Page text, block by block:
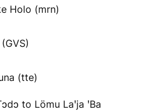
Holo (mrn)
(tte)
to Lömu Laꞌja ꞌBa